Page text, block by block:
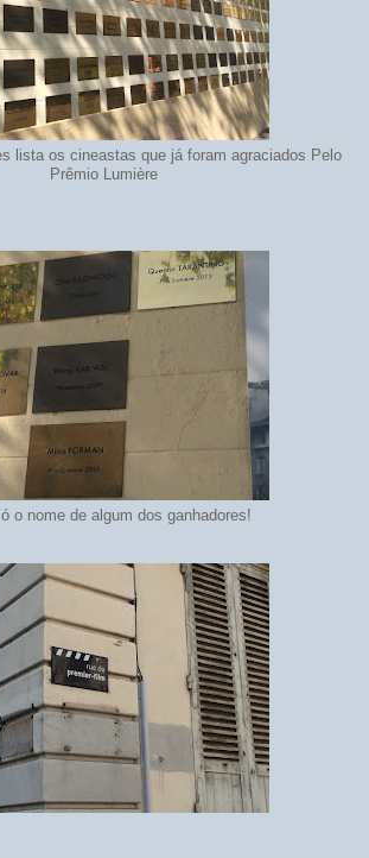
lista os cineastas que já foram agraciados Pelo
Prêmio Lumière
o nome de algum dos ganhadores!